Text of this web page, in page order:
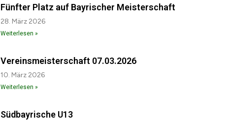
Fünfter Platz auf Bayrischer Meisterschaft
28. März 2026
Weiterlesen »
Vereinsmeisterschaft 07.03.2026
10. März 2026
Weiterlesen »
Südbayrische U13